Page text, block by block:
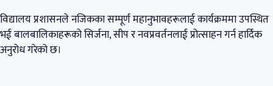
विद्यालय प्रशासनले नजिकका सम्पूर्ण महानुभावहरूलाई कार्यक्रममा उपस्थित
भई बालबालिकाहरूको सिर्जना, सीप र नवप्रवर्तनलाई प्रोत्साहन गर्न हार्दिक
अनुरोध गरेको छ।